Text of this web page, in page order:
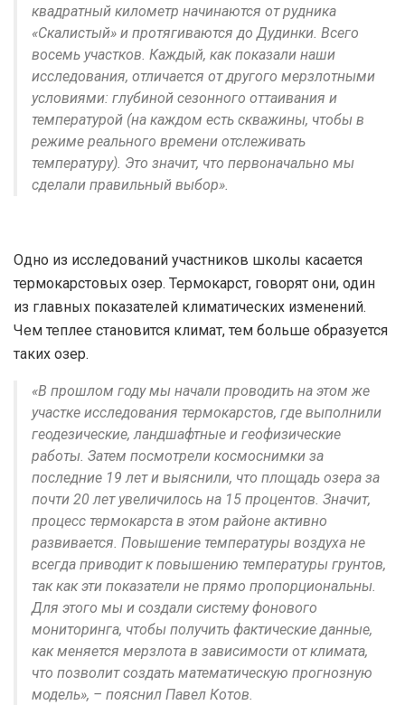
квадратный километр начинаются от рудника
«Скалистый» и протягиваются до Дудинки. Всего
восемь участков. Каждый, как показали наши
исследования, отличается от другого мерзлотными
условиями: глубиной сезонного оттаивания и
температурой (на каждом есть скважины, чтобы в
режиме реального времени отслеживать
температуру). Это значит, что первоначально мы
сделали правильный выбор».
Одно из исследований участников школы касается
термокарстовых озер. Термокарст, говорят они, один
из главных показателей климатических изменений.
Чем теплее становится климат, тем больше образуется
таких озер.
«В прошлом году мы начали проводить на этом же
участке исследования термокарстов, где выполнили
геодезические, ландшафтные и геофизические
работы. Затем посмотрели космоснимки за
последние 19 лет и выяснили, что площадь озера за
почти 20 лет увеличилось на 15 процентов. Значит,
процесс термокарста в этом районе активно
развивается. Повышение температуры воздуха не
всегда приводит к повышению температуры грунтов,
так как эти показатели не прямо пропорциональны.
Для этого мы и создали систему фонового
мониторинга, чтобы получить фактические данные,
как меняется мерзлота в зависимости от климата,
что позволит создать математическую прогнозную
модель», – пояснил Павел Котов.